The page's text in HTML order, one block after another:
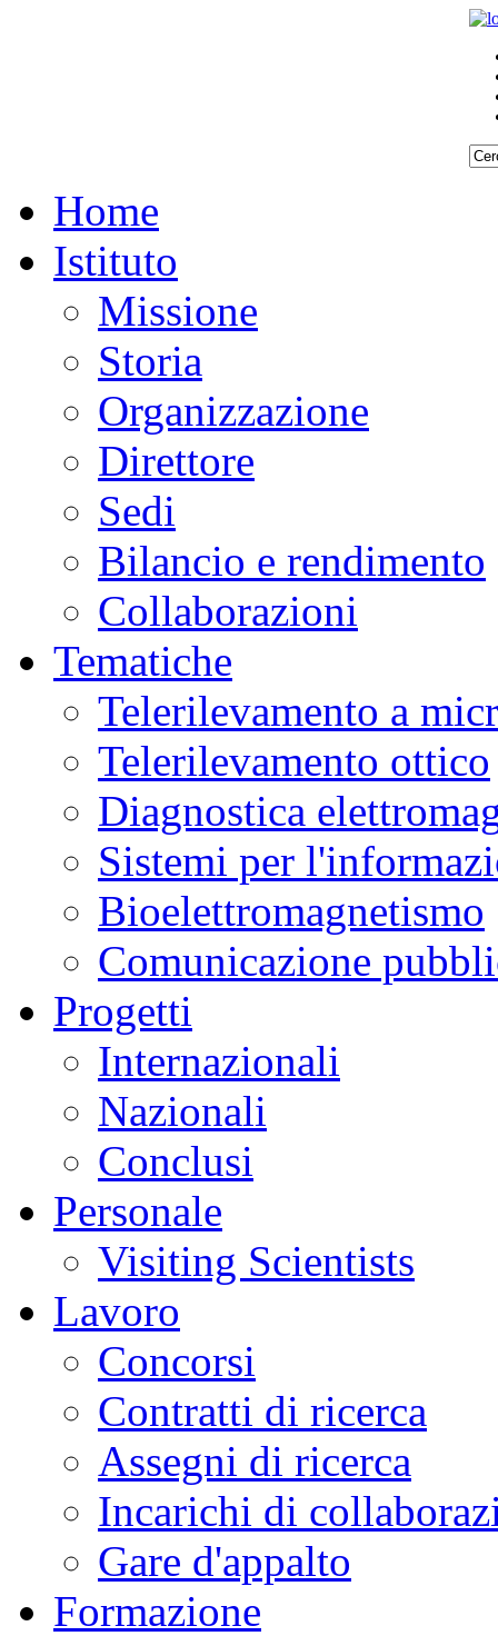
Home
Istituto
Missione
Storia
Organizzazione
Direttore
Sedi
Bilancio e rendimento
Collaborazioni
Tematiche
Telerilevamento a
Telerilevamento ottico
Diagnostica
Sistemi per
Bioelettromagnetismo
Comunicazione
Progetti
Internazionali
Nazionali
Conclusi
Personale
Visiting Scientists
Lavoro
Concorsi
Contratti di ricerca
Assegni di ricerca
Incarichi di
Gare d'appalto
Formazione